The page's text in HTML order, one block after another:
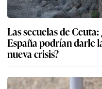
Las secuelas de
España podrían darle
nueva crisis?